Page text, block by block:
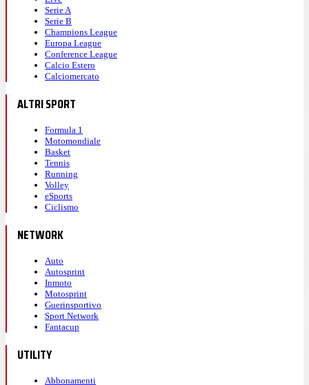
Serie A
Serie B
Champions League
Europa League
Conference League
Calcio Estero
Calciomercato
ALTRI SPORT
Formula 1
Motomondiale
Basket
Tennis
Running
Volley
eSports
Ciclismo
NETWORK
Auto
Autosprint
Inmoto
Motosprint
Guerinsportivo
Sport Network
Fantacup
UTILITY
Abbonamenti